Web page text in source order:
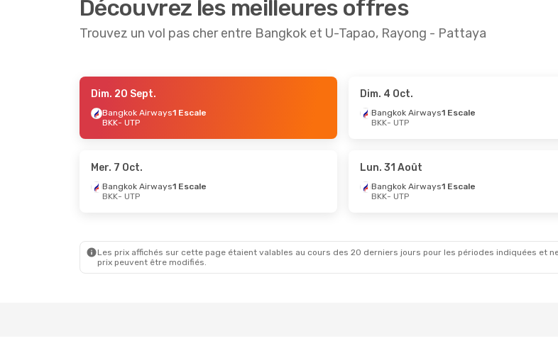
Découvrez les meilleures offres
Trouvez un vol pas cher entre Bangkok et U-Tapao, Rayong - Pattaya
- Lun. 7 Sept.
1 Escale
- Jeu. 24 Sept.
1 Escale
- Sam. 29 Août
Dim. 20 Sept.
Bangkok Airways1 Escale
BKK- UTP
Dim. 4 Oct.
Bangkok Airways1 Escale
BKK- UTP
Mer. 7 Oct.
Bangkok Airways1 Escale
BKK- UTP
Lun. 31 Août
Bangkok Airways1 Escale
BKK- UTP
Les prix affichés sur cette page étaient valables au cours des 20 derniers jours pour les périodes indiquées et
prix peuvent être modifiés.